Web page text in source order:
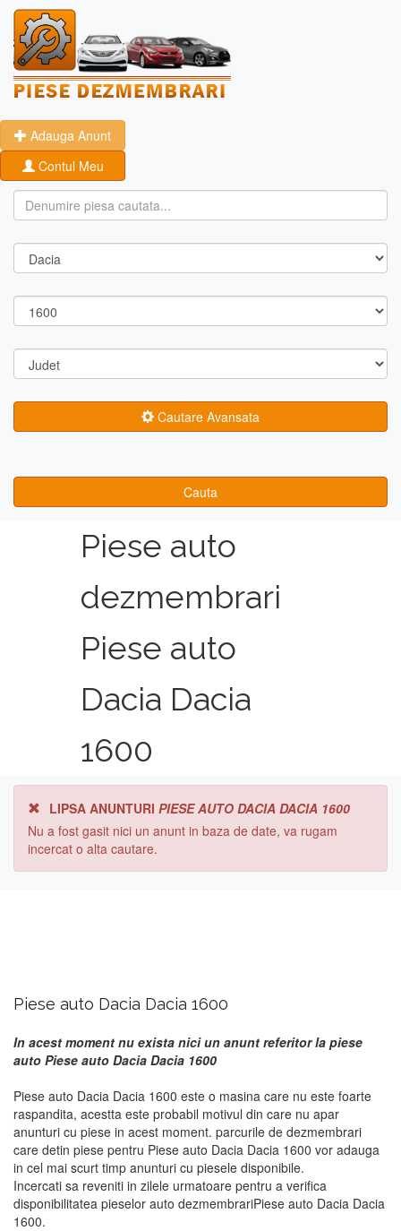
Adauga Anunt
Contul Meu
Cautare Avansata
Cauta
Piese auto
dezmembrari
Piese auto
Dacia Dacia
1600
LIPSA ANUNTURI PIESE AUTO DACIA DACIA 1600
Nu a fost gasit nici un anunt in baza de date, va rugam
incercat o alta cautare.
Piese auto Dacia Dacia 1600
In acest moment nu exista nici un anunt referitor la piese
auto Piese auto Dacia Dacia 1600
Piese auto Dacia Dacia 1600 este o masina care nu este foarte
raspandita, acestta este probabil motivul din care nu apar
anunturi cu piese in acest moment. parcurile de dezmembrari
care detin piese pentru Piese auto Dacia Dacia 1600 vor adauga
in cel mai scurt timp anunturi cu piesele disponibile.
Incercati sa reveniti in zilele urmatoare pentru a verifica
disponibilitatea pieselor auto dezmembrariPiese auto Dacia Dacia
1600.